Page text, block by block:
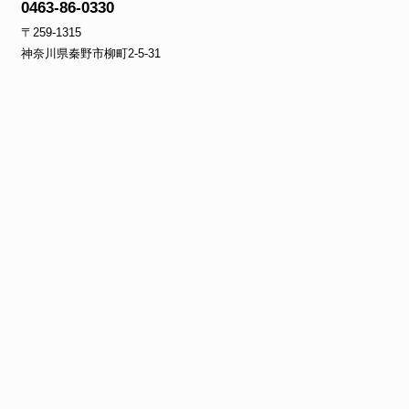
0463-86-0330
〒259-1315
神奈川県秦野市柳町2‐5‐31